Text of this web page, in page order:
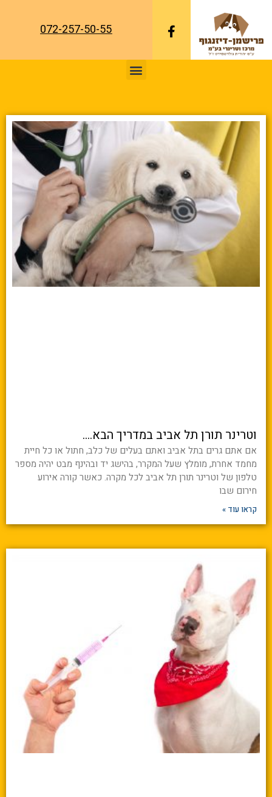
072-257-50-55
וטרינר תורן תל אביב במדריך הבא….
אם אתם גרים בתל אביב ואתם בעלים של כלב, חתול או כל חיית
מחמד אחרת, מומלץ שעל המקרר, בהישג יד ובהינף מבט יהיה מספר
טלפון של וטרינר תורן תל אביב לכל מקרה. כאשר קורה אירוע
חירום שבו
קראו עוד »